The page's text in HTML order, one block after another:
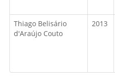
Thiago Belisário
d'Araújo Couto
2013